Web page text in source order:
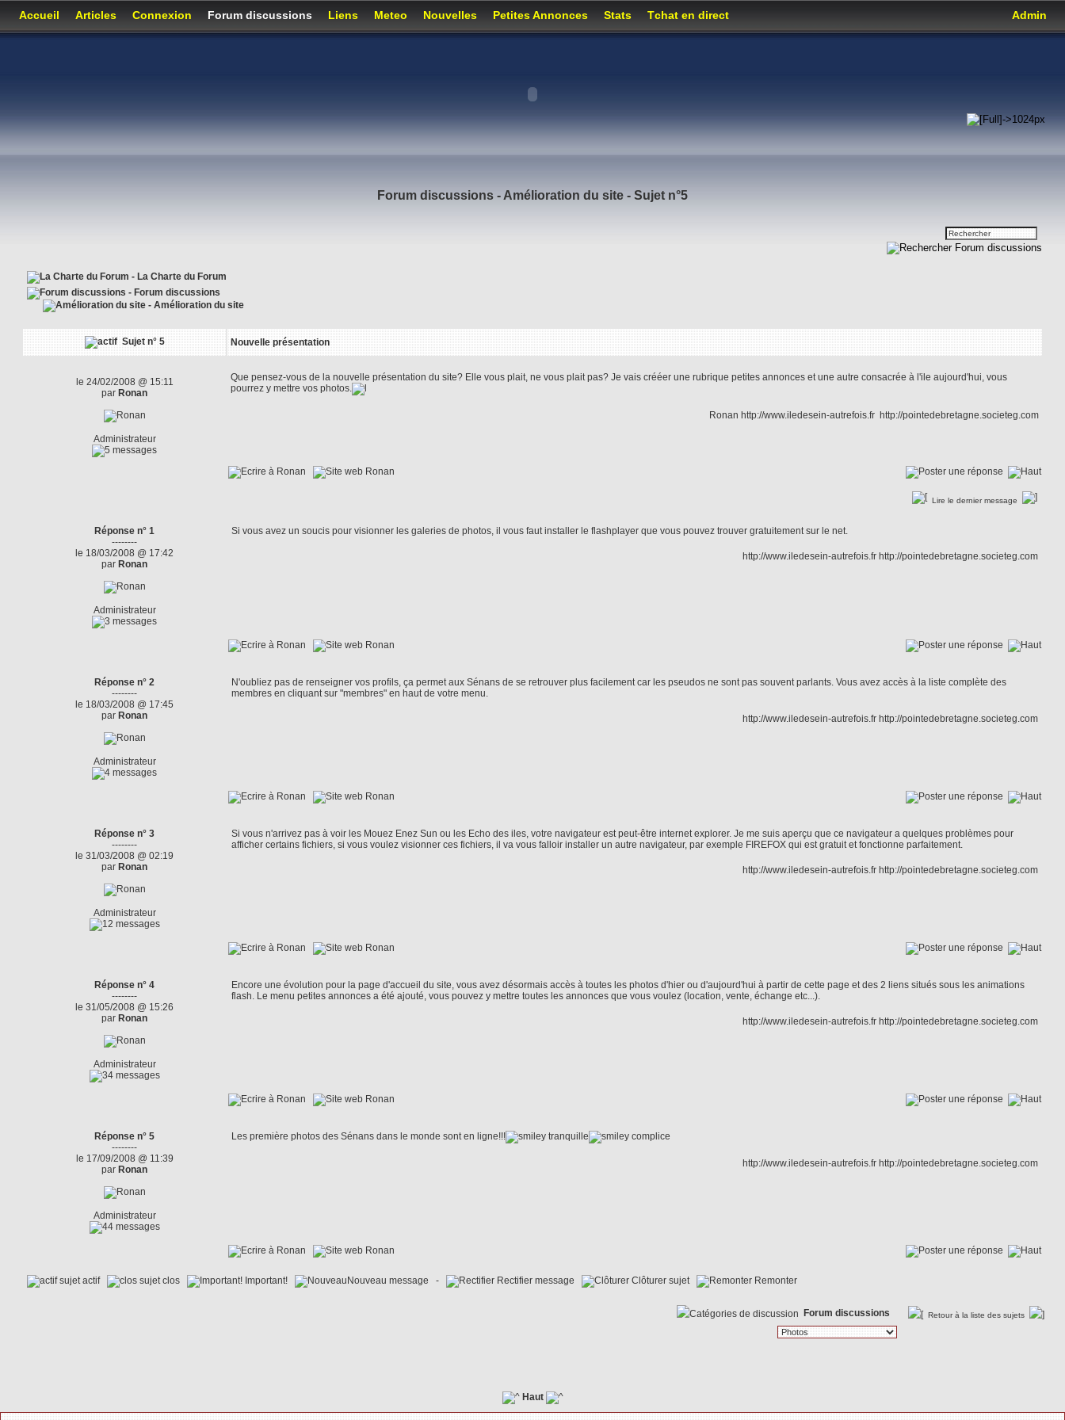
Admin
Accueil Articles Connexion Forum discussions Liens Meteo Nouvelles Petites Annonces Stats Tchat en direct
Forum discussions - Amélioration du site - Sujet n°5
- La Charte du Forum
- Forum discussions
- Amélioration du site
Sujet n° 5 Nouvelle présentation
le 24/02/2008 @ 15:11
par Ronan
Administrateur
Que pensez-vous de la nouvelle présentation du site? Elle vous plait, ne vous plait pas? Je vais crééer une rubrique petites annonces et une autre consacrée à l'ile aujourd'hui, vous
pourrez y mettre vos photos.
Ronan http://www.iledesein-autrefois.fr http://pointedebretagne.societeg.com
Lire le dernier message
Réponse n° 1
--------
le 18/03/2008 @ 17:42
par Ronan
Administrateur
Si vous avez un soucis pour visionner les galeries de photos, il vous faut installer le flashplayer que vous pouvez trouver gratuitement sur le net.
http://www.iledesein-autrefois.fr http://pointedebretagne.societeg.com
Réponse n° 2
--------
le 18/03/2008 @ 17:45
par Ronan
Administrateur
N'oubliez pas de renseigner vos profils, ça permet aux Sénans de se retrouver plus facilement car les pseudos ne sont pas souvent parlants. Vous avez accès à la liste complète des
membres en cliquant sur "membres" en haut de votre menu.
http://www.iledesein-autrefois.fr http://pointedebretagne.societeg.com
Réponse n° 3
--------
le 31/03/2008 @ 02:19
par Ronan
Administrateur
Si vous n'arrivez pas à voir les Mouez Enez Sun ou les Echo des iles, votre navigateur est peut-être internet explorer. Je me suis aperçu que ce navigateur a quelques problèmes pour
afficher certains fichiers, si vous voulez visionner ces fichiers, il va vous falloir installer un autre navigateur, par exemple FIREFOX qui est gratuit et fonctionne parfaitement.
http://www.iledesein-autrefois.fr http://pointedebretagne.societeg.com
Réponse n° 4
--------
le 31/05/2008 @ 15:26
par Ronan
Administrateur
Encore une évolution pour la page d'accueil du site, vous avez désormais accès à toutes les photos d'hier ou d'aujourd'hui à partir de cette page et des 2 liens situés sous les animations
flash. Le menu petites annonces a été ajouté, vous pouvez y mettre toutes les annonces que vous voulez (location, vente, échange etc...).
http://www.iledesein-autrefois.fr http://pointedebretagne.societeg.com
Réponse n° 5
--------
le 17/09/2008 @ 11:39
par Ronan
Administrateur
Les première photos des Sénans dans le monde sont en ligne!!!
http://www.iledesein-autrefois.fr http://pointedebretagne.societeg.com
sujet actif sujet clos Important! Nouveau message - Rectifier message Clôturer sujet Remonter
Retour à la liste des sujets
Forum discussions
Haut